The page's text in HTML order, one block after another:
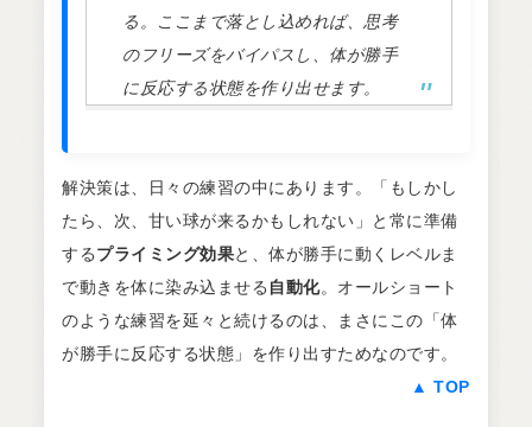
る。ここまで落とし込めれば、思考
のフリーズをバイパスし、体が勝手
に反応する状態を作り出せます。
解決策は、日々の練習の中にあります。「もしかし
たら、次、甘い球が来るかもしれない」と常に準備
するプライミング効果と、体が勝手に動くレベルま
で動きを体に染み込ませる 自動化。オールショート
のような練習を延々と続けるのは、まさにこの「体
が勝手に反応する状態」を作り出すためなのです。
▲ TOP